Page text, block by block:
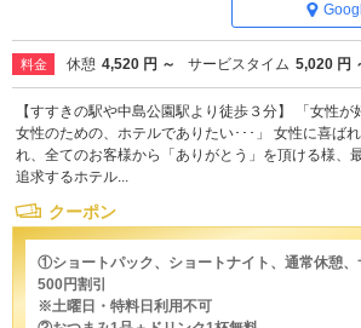
料金 休憩 4,520 円 ～ サービスタイム 5,020 円
【すすきの駅や中島公園駅より徒歩３分】 「女性が
女性のための、ホテルでありたい･･･」 女性に喜ば
れ、全てのお客様から「ありがとう」を頂ける様、
追求するホテル...
クーポン
①ショートパック、ショートナイト、通常休憩
500円割引
※土曜日・特料日利用不可